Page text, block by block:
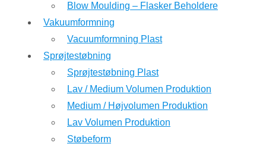
Blow Moulding – Flasker Beholdere
Vakuumformning
Vacuumformning Plast
Sprøjtestøbning
Sprøjtestøbning Plast
Lav / Medium Volumen Produktion
Medium / Højvolumen Produktion
Lav Volumen Produktion
Støbeform